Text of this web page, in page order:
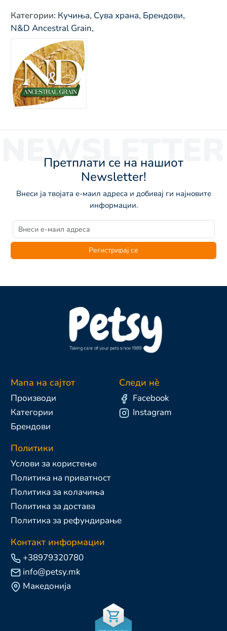
Категории: Кучиња, Сува храна, Брендови,
N&D Ancestral Grain,
NEWSLETTER
Претплати се на нашиот
Newsletter!
Внеси ја твојата е-маил адреса и добивај ги најновите
информации.
Регистрирај се
Мапа на сајтот
Производи
Категории
Брендови
Политики
Услови за користење
Политика на приватност
Политика за колачиња
Политика за достава
Политика за рефундирање
Контакт информации
+38979320780
info@petsy.mk
Македонија
Следи нè
Facebook
Instagram